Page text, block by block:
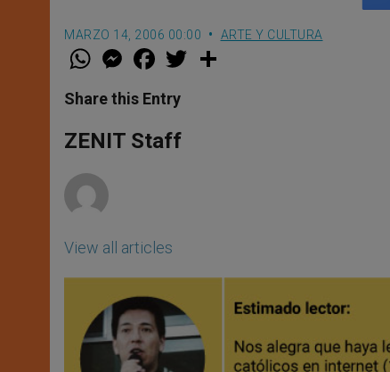
MARZO 14, 2006 00:00 ARTE Y CULTURA
W
t
s
p
p
M
e
s
e
g
e
F
a
e
b
o
k
w
Share this Entry
ZENIT Staff
View all articles